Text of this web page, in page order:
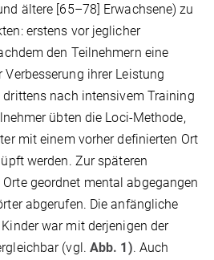
ältere [65–78] Erwachsene) zu
erstens vor jeglicher
den Teilnehmern eine
ihrer Leistung
nach intensivem Training
übten die Loci-Methode,
mit einem vorher definierten Ort
werden. Zur späteren
geordnet mental abgegangen
abgerufen. Die anfängliche
war mit derjenigen der
(vgl. Abb. 1). Auch